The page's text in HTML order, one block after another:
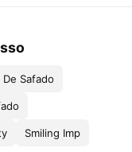
De Safado
Smiling Imp